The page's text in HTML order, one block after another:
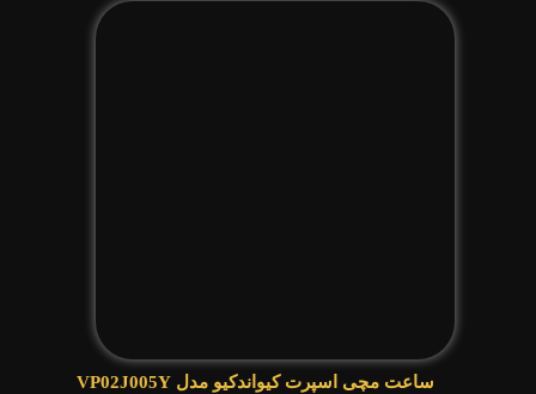
ساعت مچی اسپرت کیواندکیو مدل VP02J005Y